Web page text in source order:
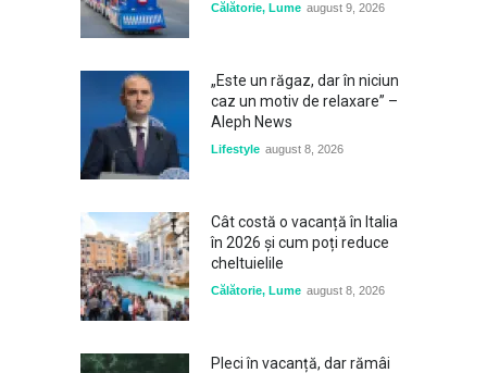
Călătorie, Lume august 9, 2026
„Este un răgaz, dar în niciun
caz un motiv de relaxare” –
Aleph News
Lifestyle august 8, 2026
Cât costă o vacanță în Italia
în 2026 și cum poți reduce
cheltuielile
Călătorie, Lume august 8, 2026
Pleci în vacanță, dar rămâi